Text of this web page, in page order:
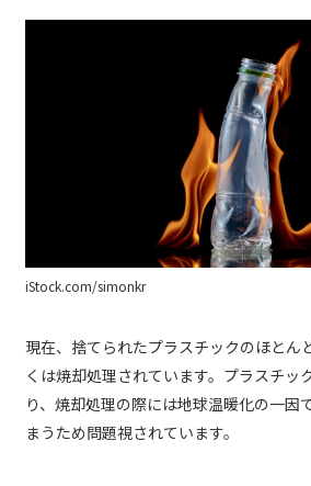
iStock.com/simonkr
現在、捨てられたプラスチックのほとん
くは焼却処理されています。プラスチッ
り、焼却処理の際には地球温暖化の一因
まうため問題視されています。